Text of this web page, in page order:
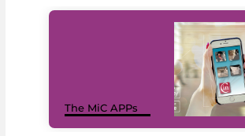
The MiC APPs